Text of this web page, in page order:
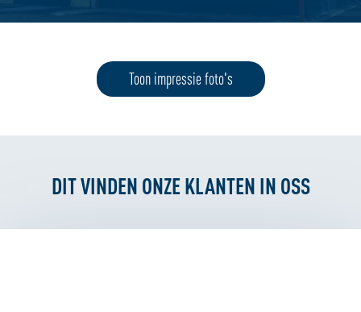
Toon impressie foto's
DIT VINDEN ONZE KLANTEN IN OSS